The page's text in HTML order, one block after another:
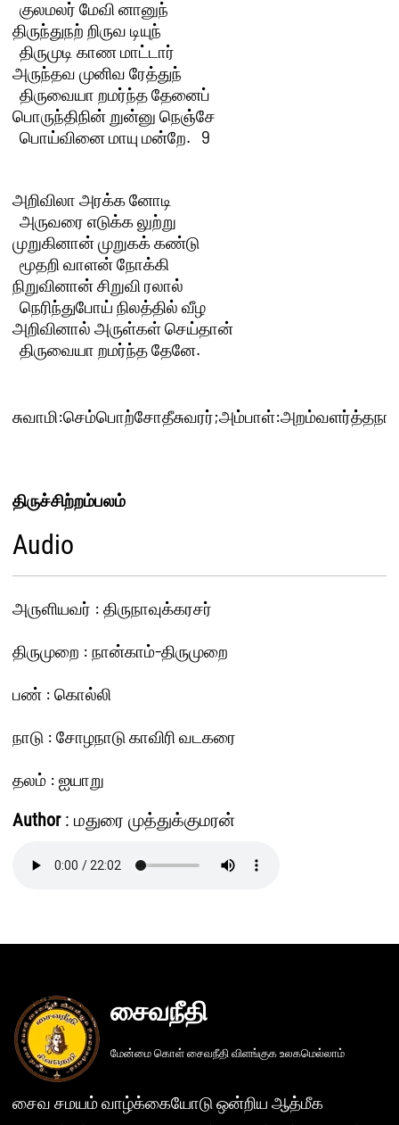
  குலமலர் மேவி னானுந்
திருந்துநற் றிருவ டியுந்
  திருமுடி காண மாட்டார்
அருந்தவ முனிவ ரேத்துந்
  திருவையா றமர்ந்த தேனைப்
பொருந்திநின் றுன்னு நெஞ்சே
  பொய்வினை மாயு மன்றே.   9
அறிவிலா அரக்க னோடி
  அருவரை எடுக்க லுற்று
முறுகினான் முறுகக் கண்டு
  மூதறி வாளன் நோக்கி
நிறுவினான் சிறுவி ரலால்
  நெரிந்துபோய் நிலத்தில் வீழ
அறிவினால் அருள்கள் செய்தான்
திருச்சிற்றம்பலம்
Audio
அ௫ளியவர் : திருநாவுக்கரசர்
திருமுறை : நான்காம்-திருமுறை
பண் : கொல்லி
நாடு : சோழநாடு காவிரி வடகரை
தலம் : ஐயாறு
Author: மதுரை முத்துக்குமரன்
சைவநீதி
மேன்மை கொள் சைவநீதி விளங்குக உலகமெல்லாம்
சைவ சமயம் வாழ்க்கையோடு ஒன்றிய ஆத்மீக